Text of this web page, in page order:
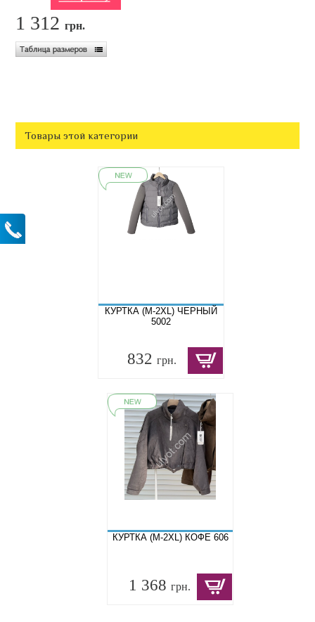
1 312грн.
Товары этой категории
КУРТКА (M-2XL) ЧЕРНЫЙ
5002
832 грн.
КУРТКА (M-2XL) КОФЕ 606
1 368грн.